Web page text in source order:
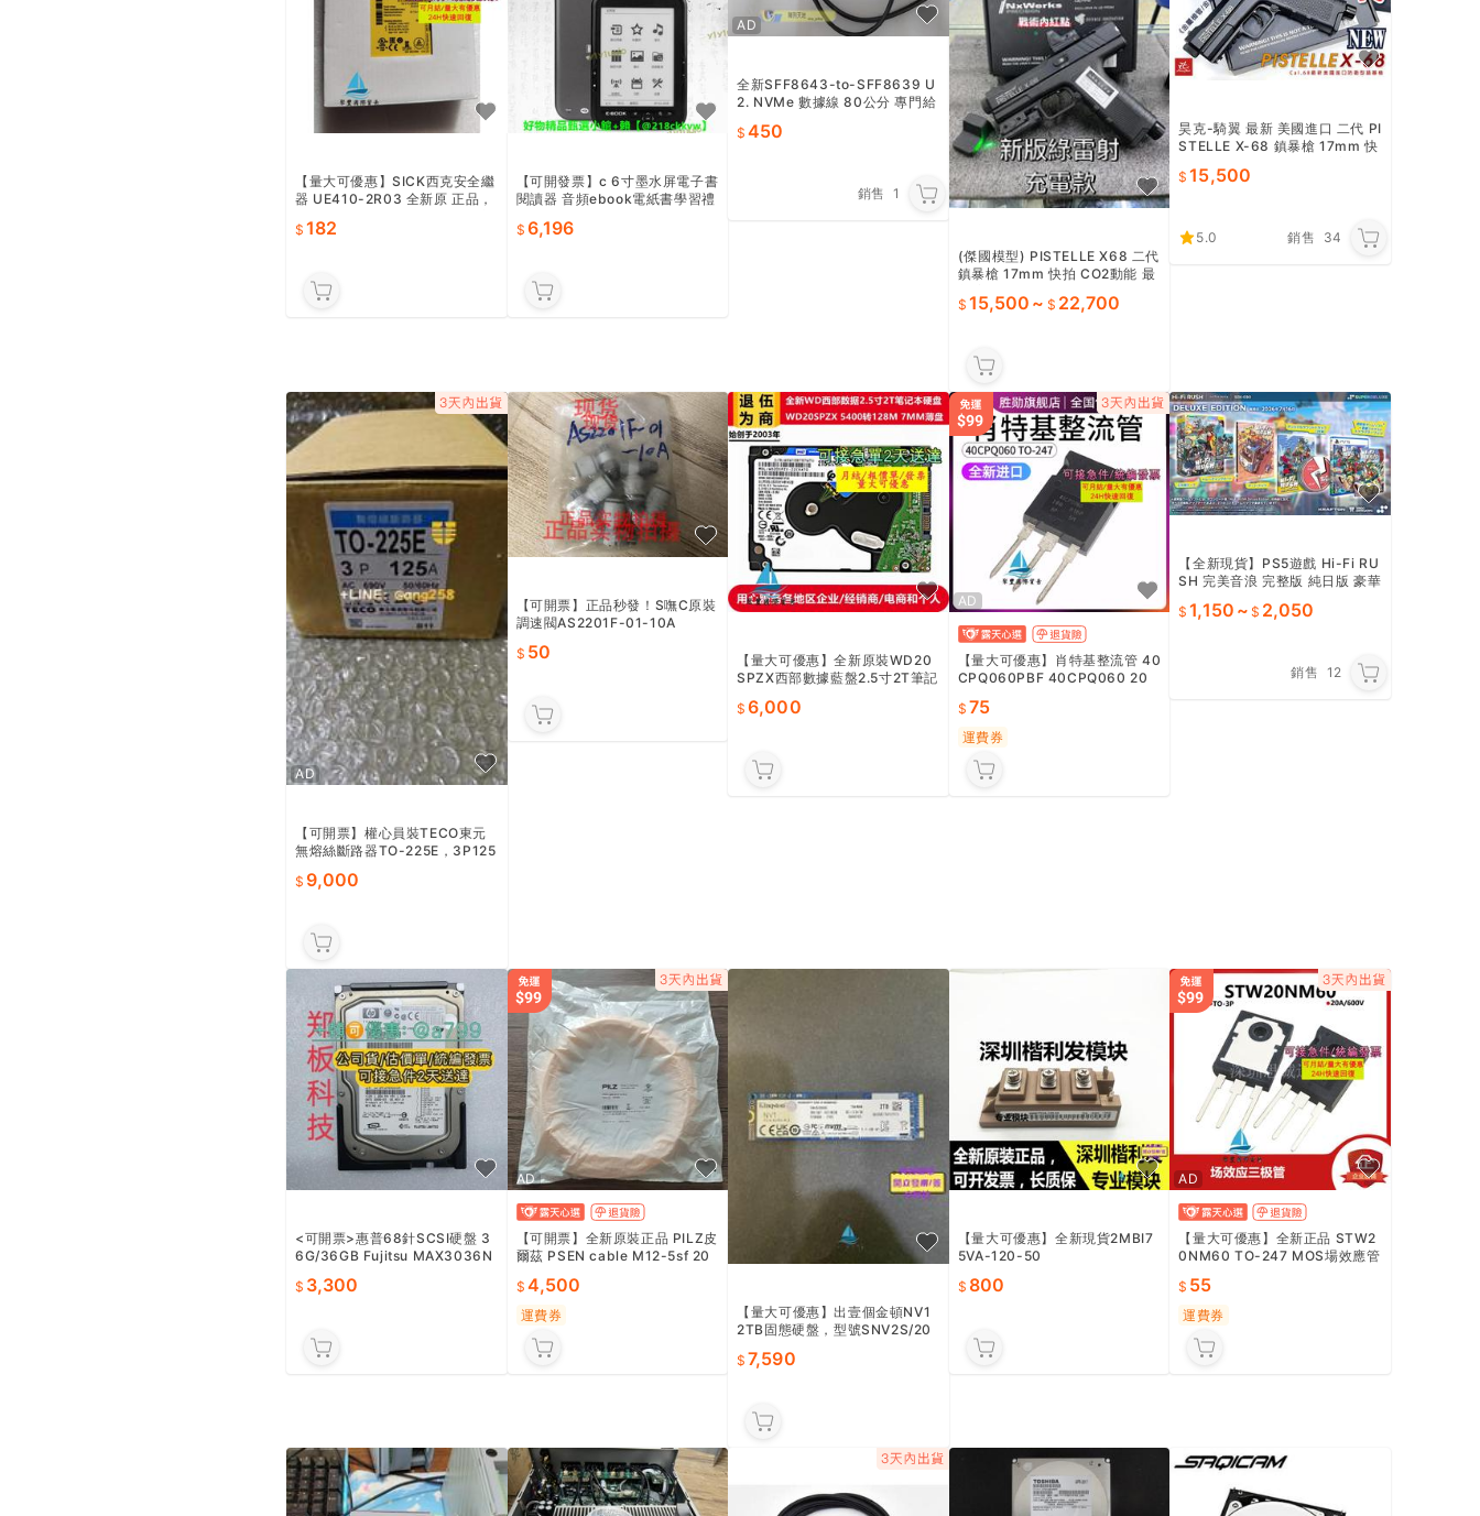
【量大可優惠】SICK西克安全繼
器 UE410-2R03 全新原 正品，
時間30ms，
182
【可開發票】c 6寸墨水屏電子書
閱讀器 音頻ebook電紙書學習禮
6,196
AD
全新SFF8643-to-SFF8639 U
2. NVMe 數據線 80公分 專門給
450
銷售 1
(傑國模型) PISTELLE X68 二代
鎮暴槍 17mm 快拍 CO2動能 最
15,500 ~ 22,700
昊克-騎翼 最新 美國進口 二代 PI
STELLE X-68 鎮暴槍 17mm 快
15,500
5.0 銷售 34
AD
【可開票】權心員裝TECO東元
無熔絲斷路器TO-225E，3P125
廠剝裝合合
9,000
【可開票】正品秒發！S嘸C原裝
調速閥AS2201F-01-10A
50
【量大可優惠】全新原裝WD20
SPZX西部數據藍盤2.5寸2T筆記
6,000
AD
【量大可優惠】肖特基整流管 40
CPQ060PBF 40CPQ060 20
75
運費券
【全新現貨】PS5遊戲 Hi-Fi RU
SH 完美音浪 完整版 純日版 豪華
1,150 ~ 2,050
銷售 12
<可開票>惠普68針SCSI硬盤 3
6G/36GB Fujitsu MAX3036N
3,300
AD
【可開票】全新原裝正品 PILZ皮
爾茲 PSEN cable M12-5sf 20
4,500
運費券
【量大可優惠】出壹個金頓NV1
2TB固態硬盤，型號SNV2S/20
3.0協議
7,590
【量大可優惠】全新現貨2MBI7
5VA-120-50
800
AD
【量大可優惠】全新正品 STW2
0NM60 TO-247 MOS場效應管
55
運費券